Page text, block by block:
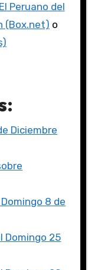
Peruano del
(Box.net) o
Diciembre
8 de
Domingo 25